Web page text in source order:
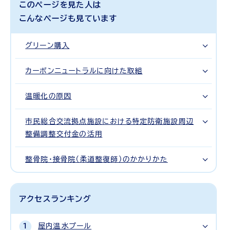
このページを見た人は
こんなページも見ています
グリーン購入
カーボンニュートラルに向けた取組
温暖化の原因
市民総合交流拠点施設における特定防衛施設周辺
整備調整交付金の活用
整骨院・接骨院（柔道整復師）のかかりかた
アクセスランキング
屋内温水プール